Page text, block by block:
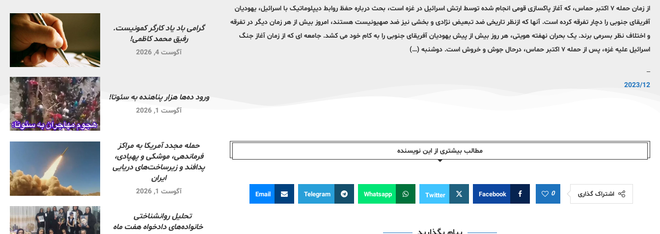
از زمان حمله ۷ اکتبر حماس، که آغاز پاکسازی قومی انجام شده توسط ارتش اسرائیل در غزه است، بحث درباره حفظ روابط دیپلوماتیک با اسرائیل، یهودیان
آفریقای جنوبی را دچار تفرقه کرده است. آنها که ازنظر تاریخی ضد تبعیض نژادی و بخشی نیز ضد صهیونیست هستند، امروز بیش از هر زمان دیگر در تفرقه
و اختلاف نظر بسرمی برند. یک بحران نهفته هویتی، هر روز بیش از پیش یهودیان آفریقای جنوبی را به کام خود می کشد. جامعه ای که از زمان آغاز جنگ
اسرائیل علیه غزه، پس از حمله ۷ اکتبر حماس، درحال جوش و خروش است. دوشنبه (…)
–
2023/12
مطالب بیشتری از این نویسندە
اشتراک گذاری 0
Facebook
Twitter
Whatsapp
Telegram
Email
گرامی باد یاد کارگر کمونیست.
رفیق محمد کاظمی!
آگوست 4, 2026
ورود ده‌ها هزار پناهنده به سئوتا!
آگوست 1, 2026
حمله مجدد آمریکا به مراکز
فرماندهی، موشکی و پهپادی،
پدافند و زیرساخت‌های دریایی
ایران
آگوست 1, 2026
تحلیل روانشناختی
خانواده‌های دادخواه هفت ماه